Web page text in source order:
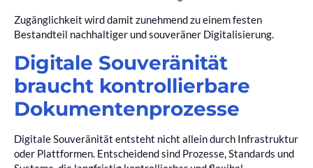
Zugänglichkeit wird damit zunehmend zu einem festen
Bestandteil nachhaltiger und souveräner Digitalisierung.
Digitale Souveränität
braucht kontrollierbare
Dokumentenprozesse
Digitale Souveränität entsteht nicht allein durch Infrastruktur
oder Plattformen. Entscheidend sind Prozesse, Standards und